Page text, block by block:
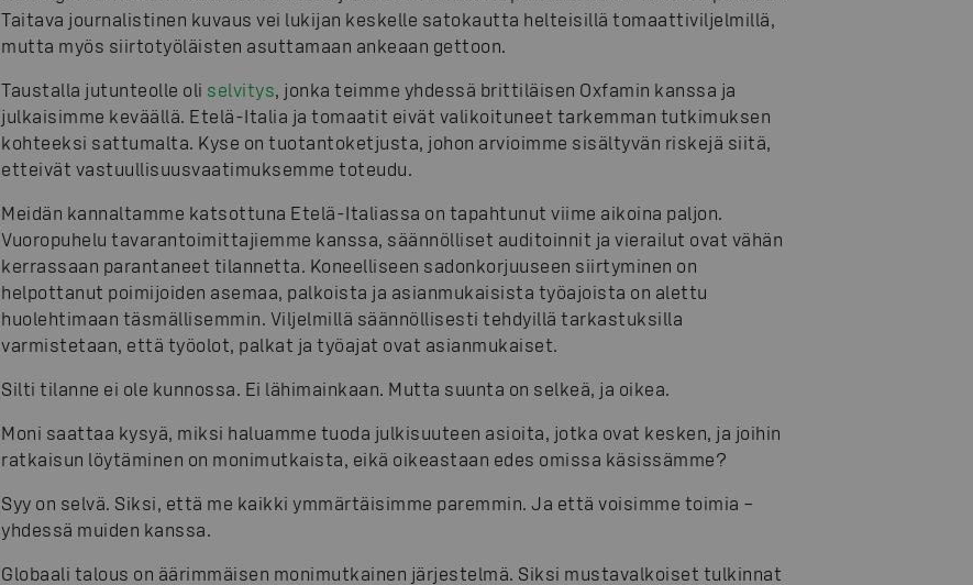
Taitava journalistinen kuvaus vei lukijan keskelle satokautta helteisillä tomaattiviljelmillä,
mutta myös siirtotyöläisten asuttamaan ankeaan gettoon.
Taustalla jutunteolle oli selvitys, jonka teimme yhdessä brittiläisen Oxfamin kanssa ja
julkaisimme keväällä. Etelä-Italia ja tomaatit eivät valikoituneet tarkemman tutkimuksen
kohteeksi sattumalta. Kyse on tuotantoketjusta, johon arvioimme sisältyvän riskejä siitä,
etteivät vastuullisuusvaatimuksemme toteudu.
Meidän kannaltamme katsottuna Etelä-Italiassa on tapahtunut viime aikoina paljon.
Vuoropuhelu tavarantoimittajiemme kanssa, säännölliset auditoinnit ja vierailut ovat vähän
kerrassaan parantaneet tilannetta. Koneelliseen sadonkorjuuseen siirtyminen on
helpottanut poimijoiden asemaa, palkoista ja asianmukaisista työajoista on alettu
huolehtimaan täsmällisemmin. Viljelmillä säännöllisesti tehdyillä tarkastuksilla
varmistetaan, että työolot, palkat ja työajat ovat asianmukaiset.
Silti tilanne ei ole kunnossa. Ei lähimainkaan. Mutta suunta on selkeä, ja oikea.
Moni saattaa kysyä, miksi haluamme tuoda julkisuuteen asioita, jotka ovat kesken, ja joihin
ratkaisun löytäminen on monimutkaista, eikä oikeastaan edes omissa käsissämme?
Syy on selvä. Siksi, että me kaikki ymmärtäisimme paremmin. Ja että voisimme toimia –
yhdessä muiden kanssa.
Globaali talous on äärimmäisen monimutkainen järjestelmä. Siksi mustavalkoiset tulkinnat